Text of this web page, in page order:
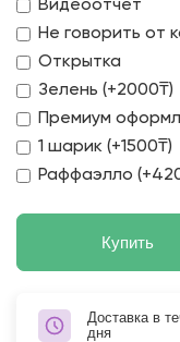
Видеоотчет
Не говорить от
Открытка
Зелень (+2000₸)
Премиум
1 шарик (+1500₸)
Раффаэлло
Купить
Доставка в
дня